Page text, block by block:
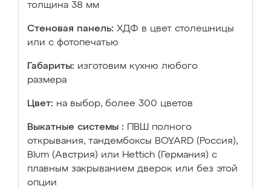
толщина 38 мм
Стеновая панель: ХДФ в цвет столешницы
или с фотопечатью
Габариты: изготовим кухню любого
размера
Цвет: на выбор, более 300 цветов
Выкатные системы :
ПВШ полного
открывания, тандембоксы BOYARD (Россия),
Blum (Австрия) или Hettich (Германия) с
плавным закрыванием дверок или без этой
опции